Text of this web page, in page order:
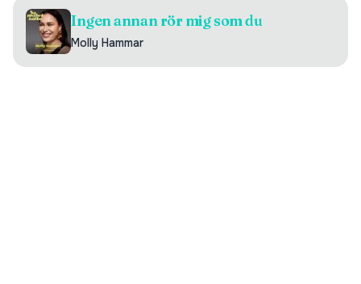
Ingen annan rör mig som du
Molly Hammar